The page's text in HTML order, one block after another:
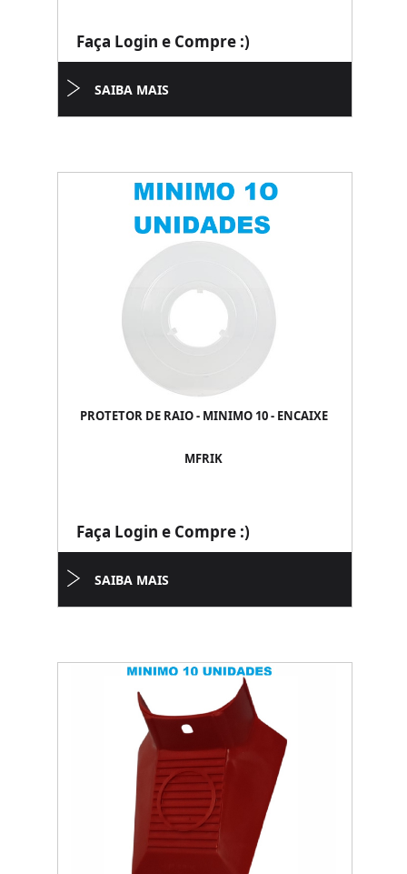
Faça Login e Compre :)
SAIBA MAIS
PROTETOR DE RAIO - MINIMO 10 - ENCAIXE
MFRIK
Faça Login e Compre :)
SAIBA MAIS